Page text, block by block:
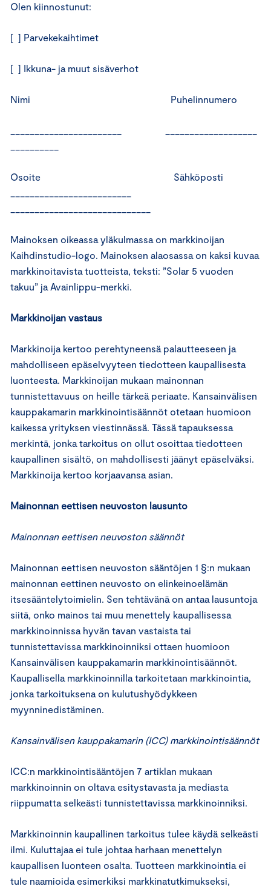
Olen kiinnostunut:
[ ] Parvekekaihtimet
[ ] Ikkuna- ja muut sisäverhot
Nimi Puhelinnumero
Osoite Sähköposti
Mainoksen oikeassa yläkulmassa on markkinoijan
Kaihdinstudio-logo. Mainoksen alaosassa on kaksi kuvaa
markkinoitavista tuotteista, teksti: ”Solar 5 vuoden
takuu” ja Avainlippu-merkki.
Markkinoijan vastaus
Markkinoija kertoo perehtyneensä palautteeseen ja
mahdolliseen epäselvyyteen tiedotteen kaupallisesta
luonteesta. Markkinoijan mukaan mainonnan
tunnistettavuus on heille tärkeä periaate. Kansainvälisen
kauppakamarin markkinointisäännöt otetaan huomioon
kaikessa yrityksen viestinnässä. Tässä tapauksessa
merkintä, jonka tarkoitus on ollut osoittaa tiedotteen
kaupallinen sisältö, on mahdollisesti jäänyt epäselväksi.
Markkinoija kertoo korjaavansa asian.
Mainonnan eettisen neuvoston lausunto
Mainonnan eettisen neuvoston säännöt
Mainonnan eettisen neuvoston sääntöjen 1 §:n mukaan
mainonnan eettinen neuvosto on elinkeinoelämän
itsesääntelytoimielin. Sen tehtävänä on antaa lausuntoja
siitä, onko mainos tai muu menettely kaupallisessa
markkinoinnissa hyvän tavan vastaista tai
tunnistettavissa markkinoinniksi ottaen huomioon
Kansainvälisen kauppakamarin markkinointisäännöt.
Kaupallisella markkinoinnilla tarkoitetaan markkinointia,
jonka tarkoituksena on kulutushyödykkeen
myynninedistäminen.
Kansainvälisen kauppakamarin (ICC) markkinointisäännöt
ICC:n markkinointisääntöjen 7 artiklan mukaan
markkinoinnin on oltava esitystavasta ja mediasta
riippumatta selkeästi tunnistettavissa markkinoinniksi.
Markkinoinnin kaupallinen tarkoitus tulee käydä selkeästi
ilmi. Kuluttajaa ei tule johtaa harhaan menettelyn
kaupallisen luonteen osalta. Tuotteen markkinointia ei
tule naamioida esimerkiksi markkinatutkimukseksi,